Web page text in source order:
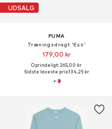
UDSALG
PUMA
Træningsdragt 'Ess'
179,00 kr
Oprindeligt: 265,00 kr
Sidste laveste pris:134,25 kr